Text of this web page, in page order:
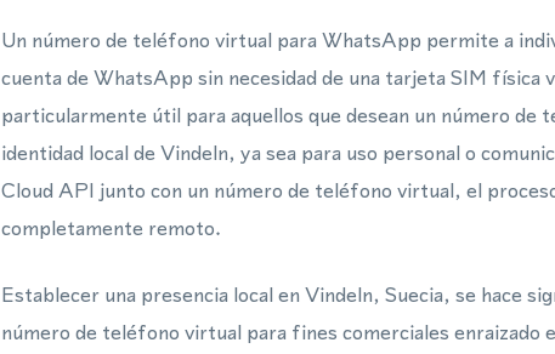
Un número de teléfono virtual para WhatsApp permite a
cuenta de WhatsApp sin necesidad de una tarjeta SIM física
particularmente útil para aquellos que desean un número de
identidad local de Vindeln, ya sea para uso personal o
Cloud API junto con un número de teléfono virtual, el
completamente remoto.
Establecer una presencia local en Vindeln, Suecia, se hace
número de teléfono virtual para fines comerciales enraizado